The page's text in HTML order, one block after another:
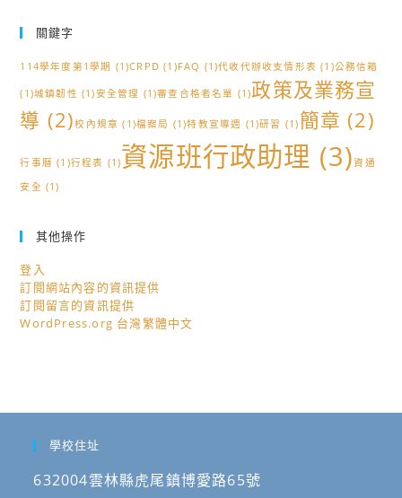
關鍵字
114學年度第1學期 (1)CRPD (1)FAQ (1)代收代辦收支情形表 (1)公務信箱
(1)城鎮韌性 (1)安全管理 (1)審查合格者名單 (1)政策及業務宣
導 (2)校內規章 (1)檔案局 (1)特教宣導週 (1)研習 (1) 簡章 (2)
行事曆 (1)行程表 (1)資源班行政助理 (3)資通
安全 (1)
其他操作
登入
訂閱網站內容的資訊提供
訂閱留言的資訊提供
WordPress.org 台灣繁體中文
學校住址
632004雲林縣虎尾鎮博愛路65號